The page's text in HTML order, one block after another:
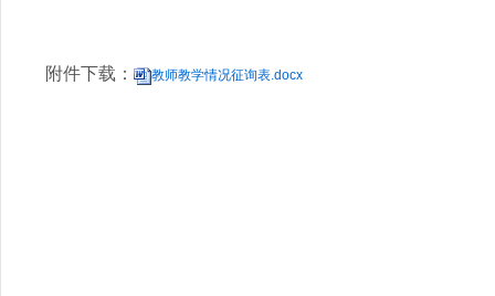
附件下载： 教师教学情况征询表.docx